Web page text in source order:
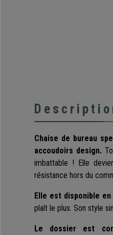
Chaise de bureau
accoudoirs design.
imbattable ! Elle
résistance hors du
Elle est disponible
plaît le plus. Son style
Le dossier est